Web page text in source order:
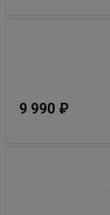
9 990 ₽